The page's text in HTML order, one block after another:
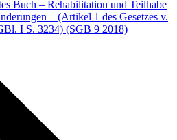
Buch – Rehabilitation und Teilhabe
– (Artikel 1 des Gesetzes v.
I S. 3234) (SGB 9 2018)